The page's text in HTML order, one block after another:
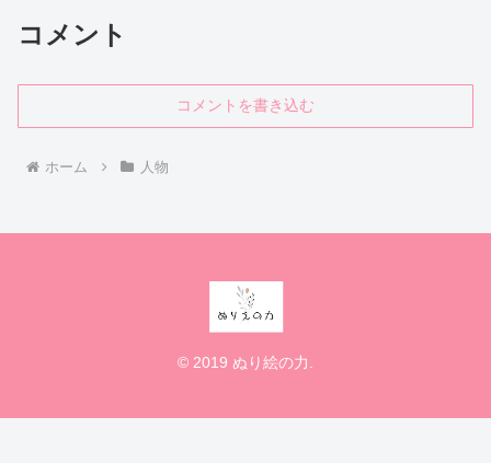
コメント
コメントを書き込む
ホーム 人物
© 2019 ぬり絵の力.